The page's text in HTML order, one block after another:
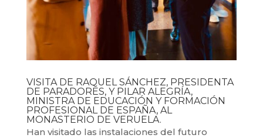
VISITA DE RAQUEL SÁNCHEZ, PRESIDENTA
DE PARADORES, Y PILAR ALEGRÍA,
MINISTRA DE EDUCACIÓN Y FORMACIÓN
PROFESIONAL DE ESPAÑA, AL
MONASTERIO DE VERUELA.
Han visitado las instalaciones del futuro